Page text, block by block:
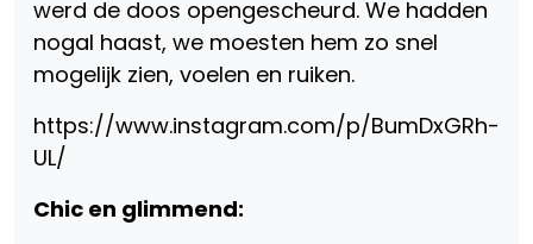
werd de doos opengescheurd. We hadden
nogal haast, we moesten hem zo snel
mogelijk zien, voelen en ruiken.
https://www.instagram.com/p/BumDxGRh-
UL/
Chic en glimmend: